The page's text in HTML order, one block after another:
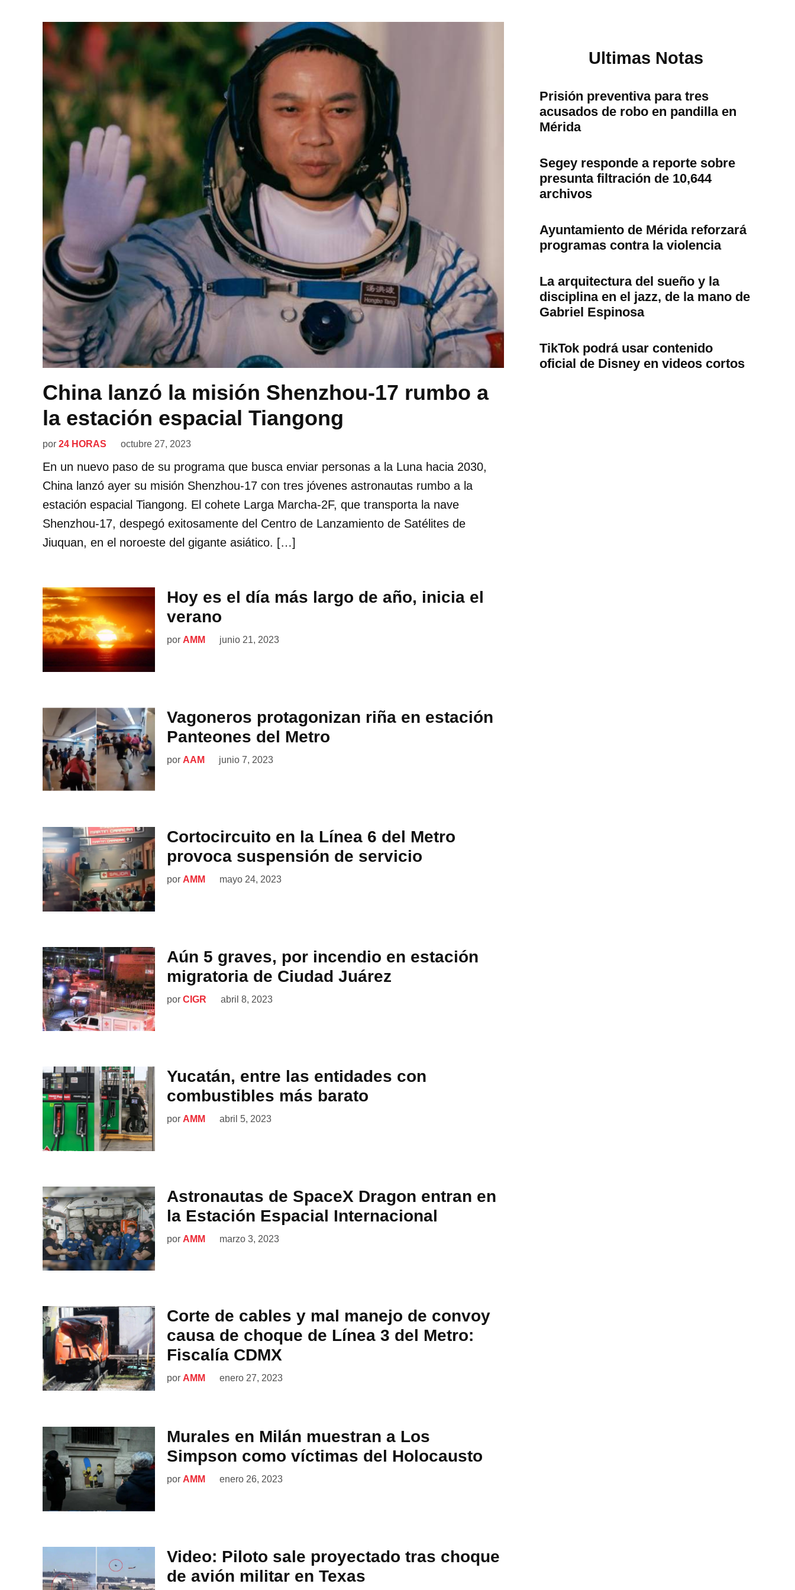
China lanzó la misión Shenzhou-17 rumbo a
la estación espacial Tiangong
por 24 HORAS octubre 27, 2023
En un nuevo paso de su programa que busca enviar personas a la Luna hacia 2030,
China lanzó ayer su misión Shenzhou-17 con tres jóvenes astronautas rumbo a la
estación espacial Tiangong. El cohete Larga Marcha-2F, que transporta la nave
Shenzhou-17, despegó exitosamente del Centro de Lanzamiento de Satélites de
Jiuquan, en el noroeste del gigante asiático. […]
Hoy es el día más largo de año, inicia el
verano
por AMM junio 21, 2023
Vagoneros protagonizan riña en estación
Panteones del Metro
por AAM junio 7, 2023
Cortocircuito en la Línea 6 del Metro
provoca suspensión de servicio
por AMM mayo 24, 2023
Aún 5 graves, por incendio en estación
migratoria de Ciudad Juárez
por CIGR abril 8, 2023
Yucatán, entre las entidades con
combustibles más barato
por AMM abril 5, 2023
Astronautas de SpaceX Dragon entran en
la Estación Espacial Internacional
por AMM marzo 3, 2023
Corte de cables y mal manejo de convoy
causa de choque de Línea 3 del Metro:
Fiscalía CDMX
por AMM enero 27, 2023
Murales en Milán muestran a Los
Simpson como víctimas del Holocausto
por AMM enero 26, 2023
Video: Piloto sale proyectado tras choque
de avión militar en Texas
Ultimas Notas
Prisión preventiva para tres
acusados de robo en pandilla en
Mérida
Segey responde a reporte sobre
presunta filtración de 10,644
archivos
Ayuntamiento de Mérida reforzará
programas contra la violencia
La arquitectura del sueño y la
disciplina en el jazz, de la mano de
Gabriel Espinosa
TikTok podrá usar contenido
oficial de Disney en videos cortos